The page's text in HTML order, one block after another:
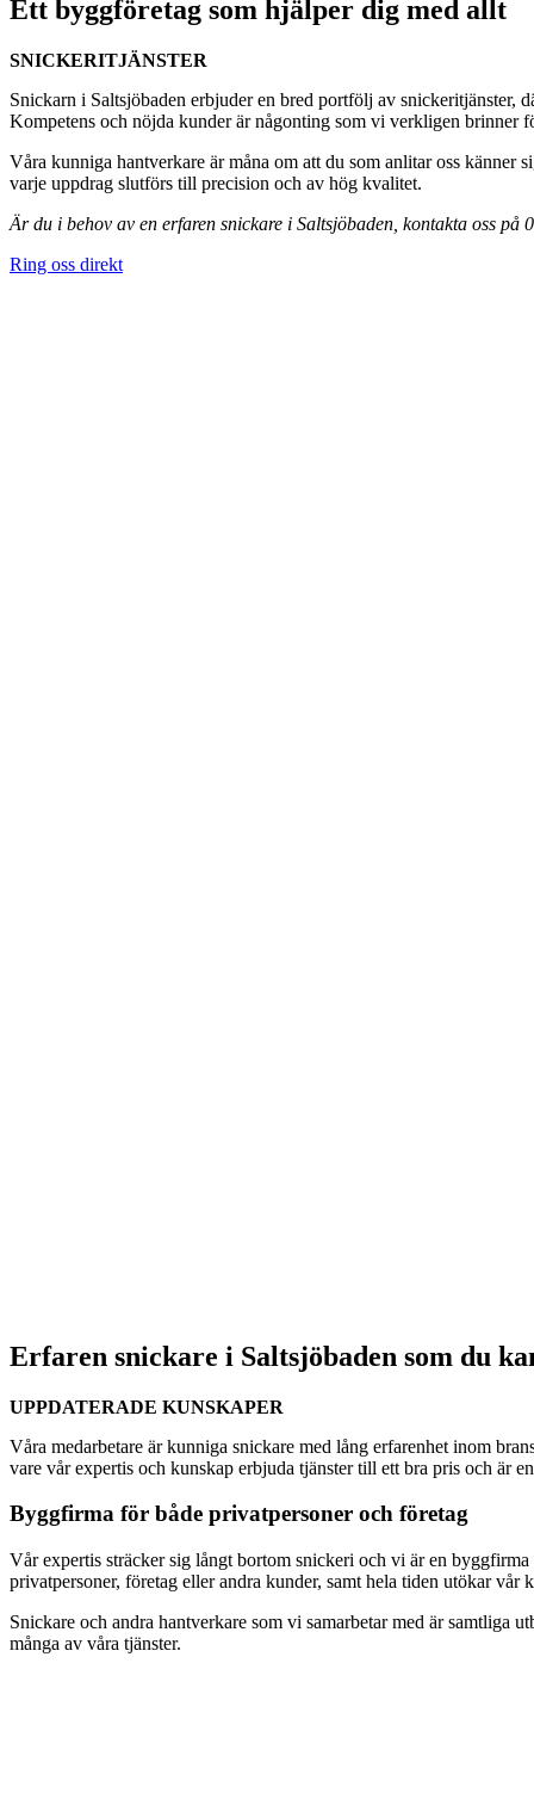
Ett byggföretag som hjälper dig med allt
SNICKERITJÄNSTER
Snickarn i Saltsjöbaden erbjuder en bred portfölj av snickeritjänster,
Kompetens och nöjda kunder är någonting som vi verkligen brinner
Våra kunniga hantverkare är måna om att du som anlitar oss känner
varje uppdrag slutförs till precision och av hög kvalitet.
Är du i behov av en erfaren snickare i Saltsjöbaden, kontakta oss
Ring oss direkt
Erfaren snickare i Saltsjöbaden som du
UPPDATERADE KUNSKAPER
Våra medarbetare är kunniga snickare med lång erfarenhet inom
vare vår expertis och kunskap erbjuda tjänster till ett bra pris och är
Byggfirma för både privatpersoner och företag
Vår expertis sträcker sig långt bortom snickeri och vi är en
privatpersoner, företag eller andra kunder, samt hela tiden utökar vår
Snickare och andra hantverkare som vi samarbetar med är samtliga
många av våra tjänster.